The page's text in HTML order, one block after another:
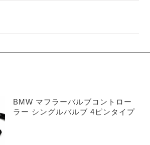
BMW マフラーバルブコントロー
ラー シングルバルブ 4ピンタイプ